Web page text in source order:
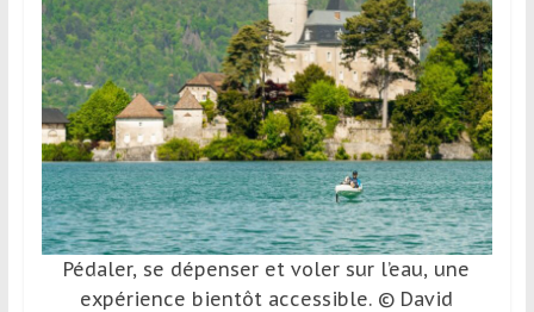
l’étranger
pour
assouvir
leur
passion,
tout
en
profitant
Pédaler, se dépenser et voler sur l’eau, une
expérience bientôt accessible. © David